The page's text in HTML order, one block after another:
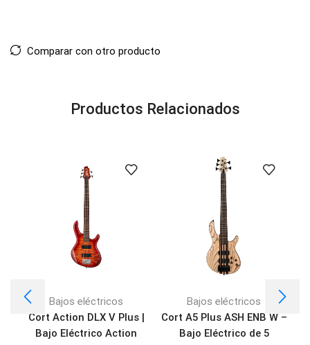
Comparar con otro producto
Productos Relacionados
Bajos eléctricos
Cort Action DLX V Plus |
Bajo Eléctrico Action
Bajos eléctricos
Cort A5 Plus ASH ENB W –
Bajo Eléctrico de 5